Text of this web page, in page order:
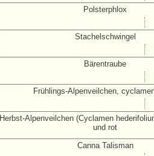
Polsterphlox
Stachelschwingel
Bärentraube
Frühlings-Alpenveilchen,
Herbst-Alpenveilchen (Cyclamen
und rot
Canna Talisman